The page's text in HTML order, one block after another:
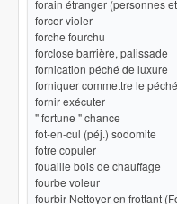
forain étranger (personnes
forcer violer
forche fourchu
forclose barrière, palissade
fornication péché de luxure
forniquer commettre le
fornir exécuter
" fortune " chance
fot-en-cul (péj.) sodomite
fotre copuler
fouaille bois de chauffage
fourbe voleur
fourbir Nettoyer en frottant